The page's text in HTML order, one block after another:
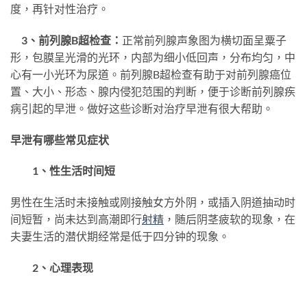
度，再针对性治疗。
3、前列腺B超检查： 正常前列腺声象图为横切面呈粟子
形，包膜呈光滑的光环，内部为细小低回声，分布均匀，中
心有一小光环为尿道。前列腺B超检查有助于对前列腺癌位
置、大小、形态、腺内侵犯范围的判断，便于诊断前列腺疾
病引起的早泄。做好这些诊断对治疗早泄有很大帮助。
早泄有哪些常见症状
1、性生活时间短
男性在生活时未接触或刚接触女方外阴，或插入阴道抽动时
间短暂，尚未达到高潮即行射精 ，随后阴茎疲软的现象，在
夫妻生活的潜伏期经常是低于四分钟的现象。
2、心理表现